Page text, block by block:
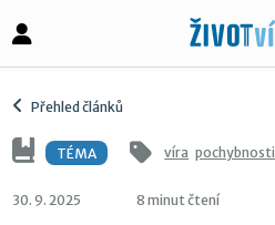
Přehled článků
TÉMA víra pochybnosti
30. 9. 2025 8 minut čtení